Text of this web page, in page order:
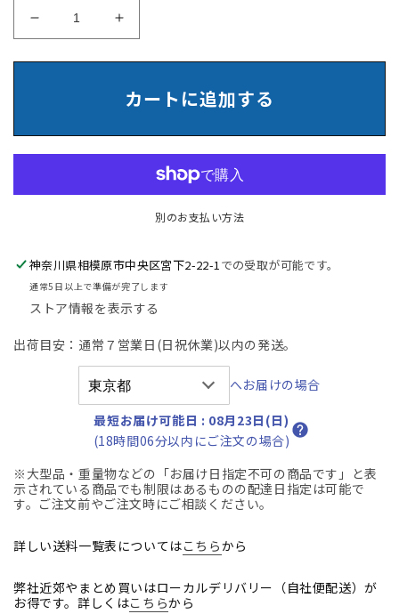
キ
ノ
ト
バ
ッ
ク
Ｄ
肘
ホ
イ
フ
レ
【中
ト
ー
キ
ノ
ト
バ
ッ
ク
Ｄ
ア
ー
ム
可
肘
ホ
イ
フ
レ
カートに追加する
別のお支払い方法
神奈川県相模原市中央区宮下2-22-1 での受取が可能です。
通常5日以上で準備が完了します
ストア情報を表示する
出荷目安：通常７営業日(日祝休業)以内の発送。
へお届けの場合
最短お届け可能日 : 08月23日(日)
(18時間06分以内にご注文の場合)
※大型品・重量物などの「お届け日指定不可の商品です」と表
示されている商品でも制限はあるものの配達日指定は可能で
す。ご注文前やご注文時にご相談ください。
詳しい送料一覧表についてはこちらから
弊社近郊やまとめ買いはローカルデリバリー（自社便配送）が
お得です。詳しくはこちらから